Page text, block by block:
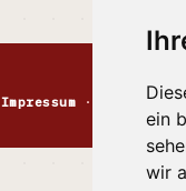
ein
wir
Impressum · Kontakt ·